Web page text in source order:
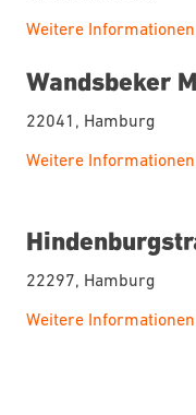
Weitere Informationen
Wandsbeker
22041, Hamburg
Weitere Informationen
22297, Hamburg
Weitere Informationen